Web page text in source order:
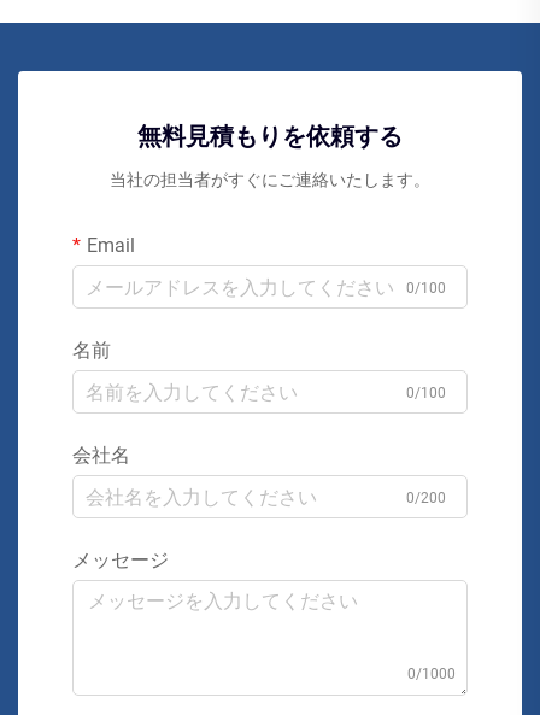
無料見積もりを依頼する
当社の担当者がすぐにご連絡いたします。
Email
0/100
名前
0/100
会社名
0/200
メッセージ
0/1000